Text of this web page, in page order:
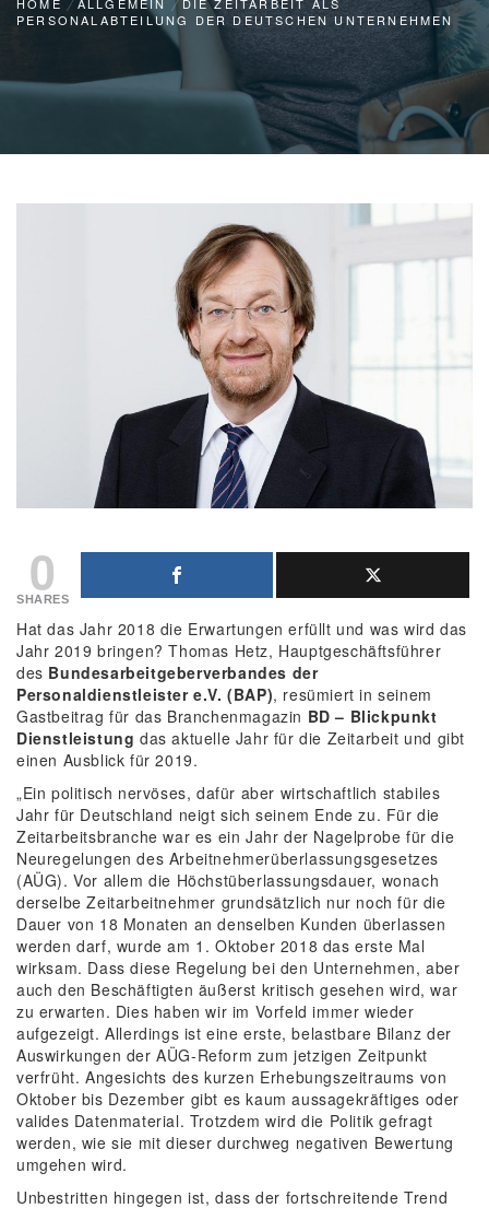
PERSONALABTEILUNG DER DEUTSCHEN UNTERNEHMEN
0
SHARES
Hat das Jahr 2018 die Erwartungen erfüllt und was wird das
Jahr 2019 bringen? Thomas Hetz, Hauptgeschäftsführer
des Bundesarbeitgeberverbandes der
Personaldienstleister e.V. (BAP), resümiert in seinem
Gastbeitrag für das Branchenmagazin BD – Blickpunkt
Dienstleistung das aktuelle Jahr für die Zeitarbeit und gibt
einen Ausblick für 2019.
„Ein politisch nervöses, dafür aber wirtschaftlich stabiles
Jahr für Deutschland neigt sich seinem Ende zu. Für die
Zeitarbeitsbranche war es ein Jahr der Nagelprobe für die
Neuregelungen des Arbeitnehmerüberlassungsgesetzes
(AÜG). Vor allem die Höchstüberlassungsdauer, wonach
derselbe Zeitarbeitnehmer grundsätzlich nur noch für die
Dauer von 18 Monaten an denselben Kunden überlassen
werden darf, wurde am 1. Oktober 2018 das erste Mal
wirksam. Dass diese Regelung bei den Unternehmen, aber
auch den Beschäftigten äußerst kritisch gesehen wird, war
zu erwarten. Dies haben wir im Vorfeld immer wieder
aufgezeigt. Allerdings ist eine erste, belastbare Bilanz der
Auswirkungen der AÜG-Reform zum jetzigen Zeitpunkt
verfrüht. Angesichts des kurzen Erhebungszeitraums von
Oktober bis Dezember gibt es kaum aussagekräftiges oder
valides Datenmaterial. Trotzdem wird die Politik gefragt
werden, wie sie mit dieser durchweg negativen Bewertung
umgehen wird.
Unbestritten hingegen ist, dass der fortschreitende Trend